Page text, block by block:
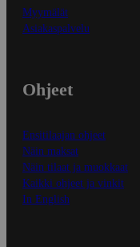
Myymälät
Asiakaspalvelu
Ohjeet
Ensitilaajan ohjeet
Näin maksat
Näin tilaat ja muokkaat
Kaikki ohjeet ja vinkit
In English